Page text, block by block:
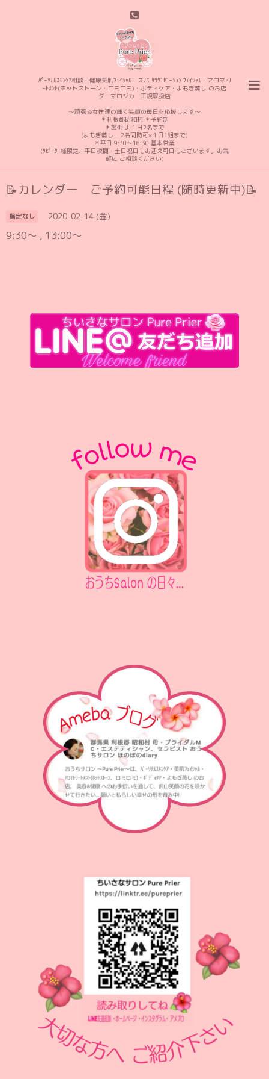
ﾊﾟｰｿﾅﾙｽｷﾝｹｱ相談・健康美肌ﾌｪｲｼｬﾙ・スパ ﾘﾗｸﾞｾﾞｰｼｮﾝ ﾌｪｲｼｬﾙ・アロマﾄﾘ
ｰﾄﾒﾝﾄ(ホットストーン・ロミロミ)・ボディケア・よもぎ蒸し のお店
ダーマロジカ 正規取扱店
〜頑張る女性達の輝く笑顔の毎日を応援します〜
＊利根郡昭和村 ＊予約制
＊施術は １日2名まで
(よもぎ蒸し… 2名同時可×１日1組まで)
＊平日 9:30〜16:30 基本営業
(ﾘﾋﾟｰﾀｰ様限定、平日夜間・土日祝日もお迎え可日もございます。お気
軽に ご相談ください)
📝カレンダー ご予約可能日程 (随時更新中)📝
指定なし 2020-02-14 (金)
9:30〜 , 13:00〜